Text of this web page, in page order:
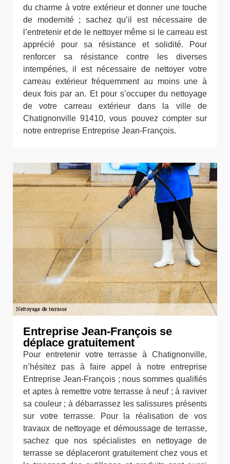
du charme à votre extérieur et donner une touche
de modernité ; sachez qu’il est nécessaire de
l’entretenir et de le nettoyer même si le carreau est
apprécié pour sa résistance et solidité. Pour
renforcer sa résistance contre les diverses
intempéries, il est nécessaire de nettoyer votre
carreau extérieur fréquemment au moins une à
deux fois par an. Et pour s’occuper du nettoyage
de votre carreau extérieur dans la ville de
Chatignonville 91410, vous pouvez compter sur
notre entreprise Entreprise Jean-François.
Entreprise Jean-François se
déplace gratuitement
Pour entretenir votre terrasse à Chatignonville,
n’hésitez pas à faire appel à notre entreprise
Entreprise Jean-François ; nous sommes qualifiés
et aptes à remettre votre terrasse à neuf ; à raviver
sa couleur ; à débarrassez les salissures présents
sur votre terrasse. Pour la réalisation de vos
travaux de nettoyage et démoussage de terrasse,
sachez que nos spécialistes en nettoyage de
terrasse se déplaceront gratuitement chez vous et